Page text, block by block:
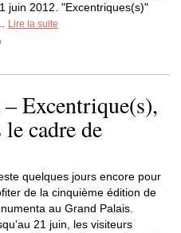
juin 2012. "Excentriques(s)"
Lire la suite
Excentrique(s),
cadre de
quelques jours encore pour
de la cinquième édition de
au Grand Palais.
21 juin, les visiteurs